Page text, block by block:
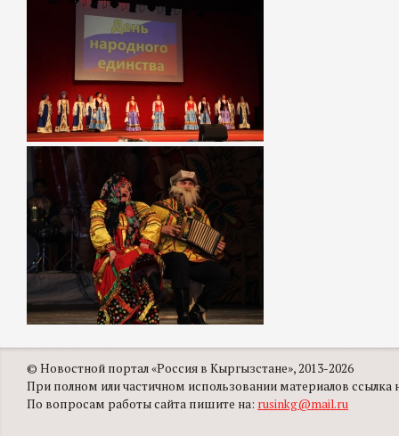
© Новостной портал «Россия в Кыргызстане», 2013-2026
При полном или частичном использовании материалов ссылка
По вопросам работы сайта пишите на: rusinkg@mail.ru